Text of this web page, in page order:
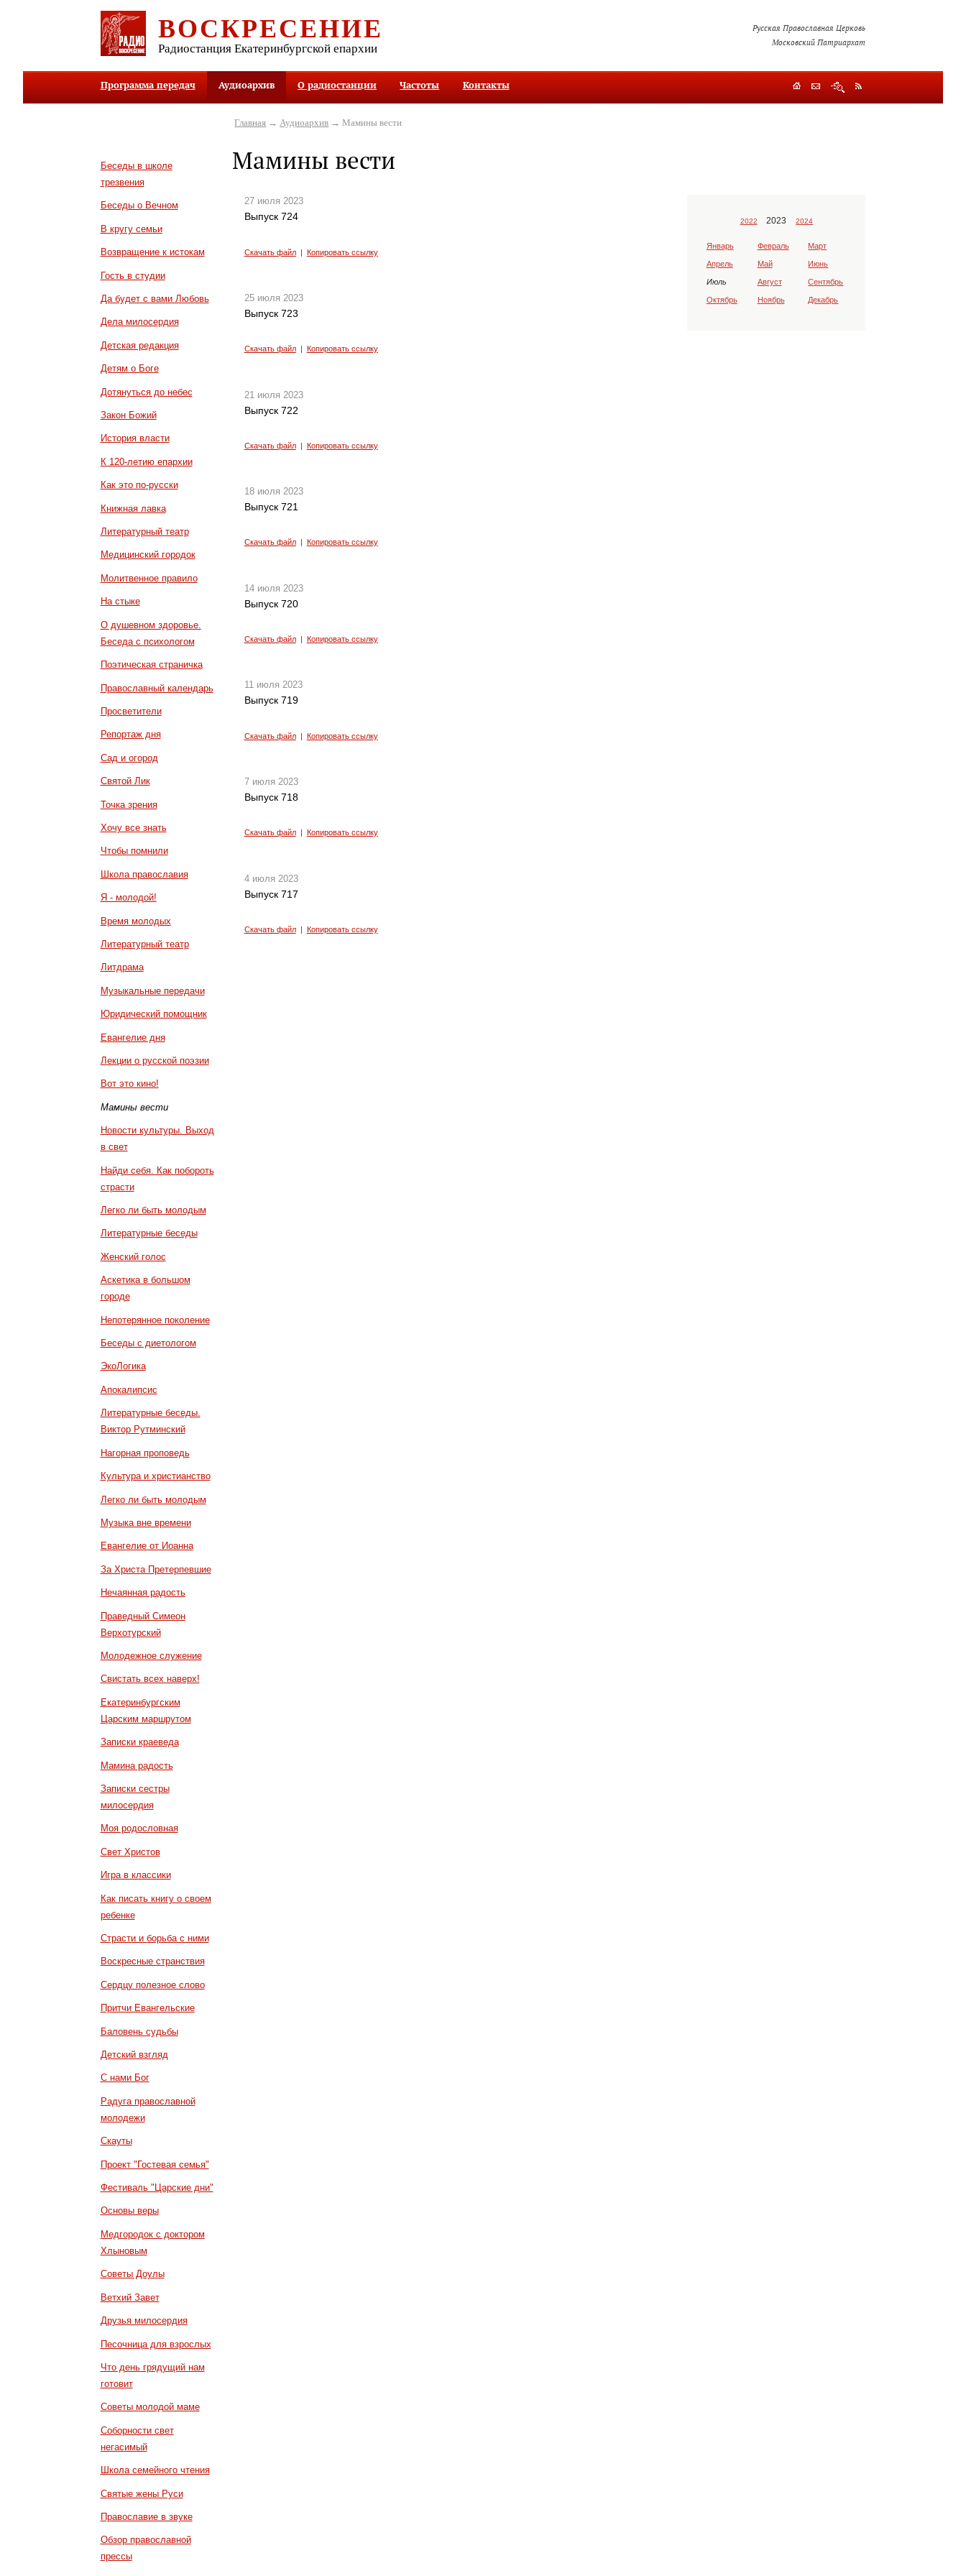
ВОСКРЕСЕНИЕ
Радиостанция Екатеринбургской епархии
Русская Православная Церковь
Московский Патриархат
Программа передач Аудиоархив О радиостанции Частоты Контакты
Беседы в школе
трезвения
Беседы о Вечном
В кругу семьи
Возвращение к истокам
Гость в студии
Да будет с вами Любовь
Дела милосердия
Детская редакция
Детям о Боге
Дотянуться до небес
Закон Божий
История власти
К 120-летию епархии
Как это по-русски
Книжная лавка
Литературный театр
Медицинский городок
Молитвенное правило
На стыке
О душевном здоровье.
Беседа с психологом
Поэтическая страничка
Православный календарь
Просветители
Репортаж дня
Сад и огород
Святой Лик
Точка зрения
Хочу все знать
Чтобы помнили
Школа православия
Я - молодой!
Время молодых
Литературный театр
Литдрама
Музыкальные передачи
Юридический помощник
Евангелие дня
Лекции о русской поэзии
Вот это кино!
Мамины вести
Новости культуры. Выход
в свет
Найди себя. Как побороть
страсти
Легко ли быть молодым
Литературные беседы
Женский голос
Аскетика в большом
городе
Непотерянное поколение
Беседы с диетологом
ЭкоЛогика
Апокалипсис
Литературные беседы.
Виктор Рутминский
Нагорная проповедь
Культура и христианство
Легко ли быть молодым
Музыка вне времени
Евангелие от Иоанна
За Христа Претерпевшие
Нечаянная радость
Праведный Симеон
Верхотурский
Молодежное служение
Свистать всех наверх!
Екатеринбургским
Царским маршрутом
Записки краеведа
Мамина радость
Записки сестры
милосердия
Моя родословная
Свет Христов
Игра в классики
Как писать книгу о своем
ребенке
Страсти и борьба с ними
Воскресные странствия
Сердцу полезное слово
Притчи Евангельские
Баловень судьбы
Детский взгляд
С нами Бог
Радуга православной
молодежи
Скауты
Проект "Гостевая семья"
Фестиваль "Царские дни"
Основы веры
Медгородок с доктором
Хлыновым
Советы Доулы
Ветхий Завет
Друзья милосердия
Песочница для взрослых
Что день грядущий нам
готовит
Советы молодой маме
Соборности свет
негасимый
Школа семейного чтения
Святые жены Руси
Православие в звуке
Обзор православной
прессы
Главная → Аудиоархив → Мамины вести
Мамины вести
27 июля 2023
Выпуск 724
Скачать файл| Копировать ссылку
25 июля 2023
Выпуск 723
Скачать файл| Копировать ссылку
21 июля 2023
Выпуск 722
Скачать файл| Копировать ссылку
18 июля 2023
Выпуск 721
Скачать файл| Копировать ссылку
14 июля 2023
Выпуск 720
Скачать файл| Копировать ссылку
11 июля 2023
Выпуск 719
Скачать файл| Копировать ссылку
7 июля 2023
Выпуск 718
Скачать файл| Копировать ссылку
4 июля 2023
Выпуск 717
Скачать файл| Копировать ссылку
2022 2023 2024
Январь Февраль Март
Апрель Май Июнь
Июль Август Сентябрь
Октябрь Ноябрь Декабрь